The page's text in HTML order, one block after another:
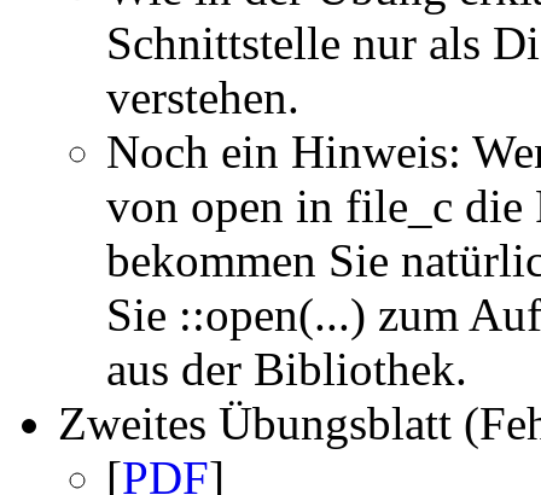
Schnittstelle nur als
verstehen.
Noch ein Hinweis:
von open in file_c die
bekommen Sie
Sie ::open(...) zum
aus der Bibliothek.
Zweites Übungsblatt
[PDF]